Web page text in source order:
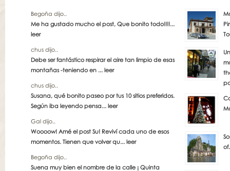
Begoña dijo..
Me ha gustado mucho el post, Que bonito todo!!!!...
leer
chus dijo..
Debe ser fantástico respirar el aire tan limpio de esas
montañas -teniendo en ... leer
chus dijo..
Susana, qué bonito paseo por tus 10 sitios preferidos.
Según iba leyendo pensa... leer
Gal dijo..
Woooow! Amé el post Su! Reviví cada uno de esos
momentos. Tienen que volver qu... leer
Begoña dijo..
Suena muy bien el nombre de la calle ¡ Quinta